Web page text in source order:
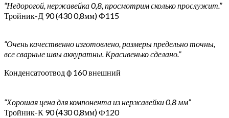
“Недорогой, нержавейка 0,8, просмотрим сколько прослужит.”
Тройник-Д 90 (430 0,8мм) Ф115
“Очень качественно изготовлено, размеры предельно точны,
все сварные швы аккуратны. Красивенько сделано.”
Конденсатоотвод ф 160 внешний
“Хорошая цена для компонента из нержавейки 0,8 мм”
Тройник-К 90 (430 0,8мм) Ф120